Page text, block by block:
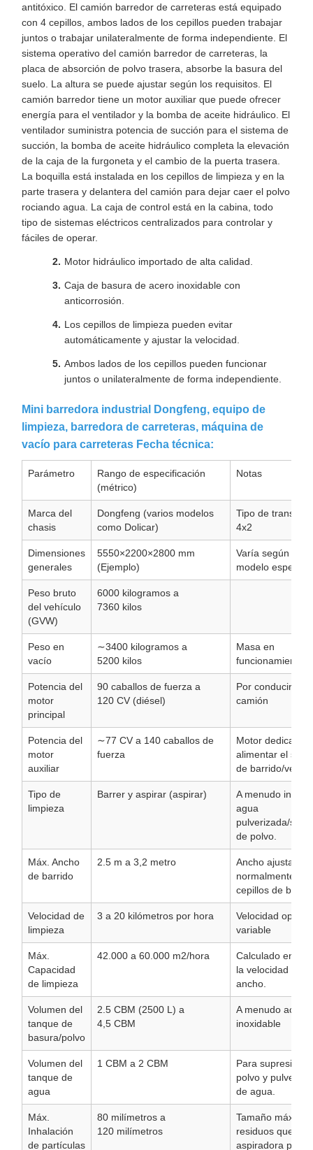
antitóxico. El camión barredor de carreteras está equipado
con 4 cepillos, ambos lados de los cepillos pueden trabajar
juntos o trabajar unilateralmente de forma independiente. El
sistema operativo del camión barredor de carreteras, la
placa de absorción de polvo trasera, absorbe la basura del
suelo. La altura se puede ajustar según los requisitos. El
camión barredor tiene un motor auxiliar que puede ofrecer
energía para el ventilador y la bomba de aceite hidráulico. El
ventilador suministra potencia de succión para el sistema de
succión, la bomba de aceite hidráulico completa la elevación
de la caja de la furgoneta y el cambio de la puerta trasera.
La boquilla está instalada en los cepillos de limpieza y en la
parte trasera y delantera del camión para dejar caer el polvo
rociando agua. La caja de control está en la cabina, todo
tipo de sistemas eléctricos centralizados para controlar y
fáciles de operar.
Motor hidráulico importado de alta calidad.
Caja de basura de acero inoxidable con
anticorrosión.
Los cepillos de limpieza pueden evitar
automáticamente y ajustar la velocidad.
Ambos lados de los cepillos pueden funcionar
juntos o unilateralmente de forma independiente.
Mini barredora industrial Dongfeng, equipo de
limpieza, barredora de carreteras, máquina de
vacío para carreteras Fecha técnica:
Parámetro
Rango de especificación
(métrico)
Notas
Marca del
chasis
Dongfeng (varios modelos
como Dolicar)
Tipo de
4x2
Dimensiones
generales
5550×2200×2800 mm
(Ejemplo)
Varía según el
modelo
Peso bruto
del vehículo
(GVW)
6000 kilogramos a
7360 kilos
Peso en
vacío
∼3400 kilogramos a
5200 kilos
Masa en
funcionamiento
Potencia del
motor
principal
90 caballos de fuerza a
120 CV (diésel)
Por conducir el
camión
Potencia del
motor
auxiliar
∼77 CV a 140 caballos de
fuerza
Motor dedicado
alimentar el
de barrido/
Tipo de
limpieza
Barrer y aspirar (aspirar)
A menudo
agua
pulverizada/
de polvo.
Máx. Ancho
de barrido
2.5 m a 3,2 metro
Ancho ajustable,
normalmente 4
cepillos de
Velocidad de
limpieza
3 a 20 kilómetros por hora
Velocidad
variable
Máx.
Capacidad
de limpieza
42.000 a 60.000 m2/hora
Calculado en
la velocidad y el
ancho.
Volumen del
tanque de
basura/polvo
2.5 CBM (2500 L) a
4,5 CBM
A menudo acero
inoxidable
Volumen del
tanque de
agua
1 CBM a 2 CBM
Para supresión
polvo y
de agua.
Máx.
Inhalación
de partículas
80 milímetros a
120 milímetros
Tamaño máximo
residuos que la
aspiradora